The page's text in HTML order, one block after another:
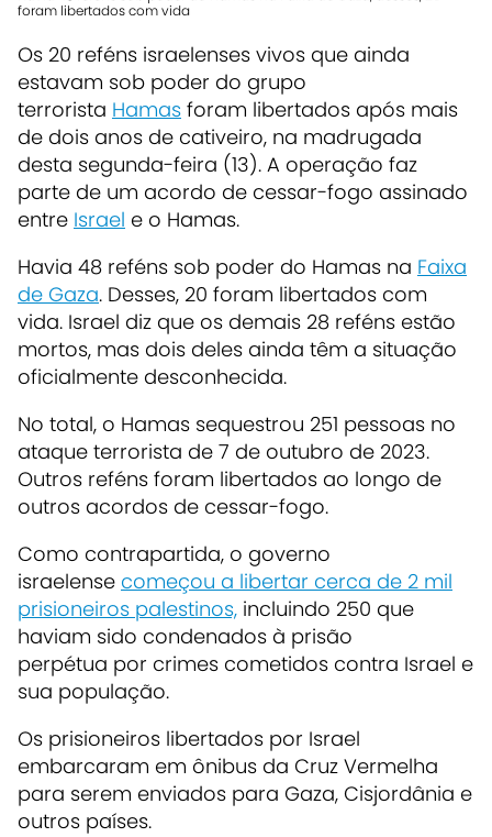
foram libertados com vida
Os 20 reféns israelenses vivos que ainda
estavam sob poder do grupo
terrorista Hamas foram libertados após mais
de dois anos de cativeiro, na madrugada
desta segunda-feira (13). A operação faz
parte de um acordo de cessar-fogo assinado
entre Israel e o Hamas.
Havia 48 reféns sob poder do Hamas na Faixa
de Gaza. Desses, 20 foram libertados com
vida. Israel diz que os demais 28 reféns estão
mortos, mas dois deles ainda têm a situação
oficialmente desconhecida.
No total, o Hamas sequestrou 251 pessoas no
ataque terrorista de 7 de outubro de 2023.
Outros reféns foram libertados ao longo de
outros acordos de cessar-fogo.
Como contrapartida, o governo
israelense começou a libertar cerca de 2 mil
prisioneiros palestinos, incluindo 250 que
haviam sido condenados à prisão
perpétua por crimes cometidos contra Israel e
sua população.
Os prisioneiros libertados por Israel
embarcaram em ônibus da Cruz Vermelha
para serem enviados para Gaza, Cisjordânia e
outros países.